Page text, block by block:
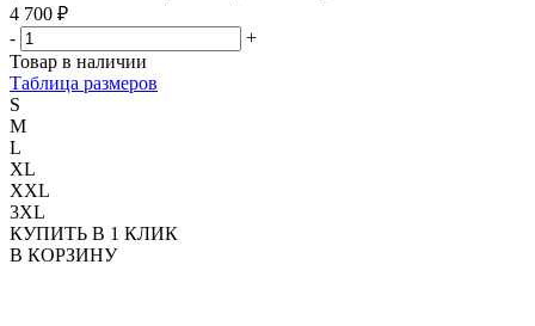
4 700 ₽
-
+
Товар в наличии
Таблица размеров
S
M
L
XL
XXL
3XL
КУПИТЬ В 1 КЛИК
В КОРЗИНУ